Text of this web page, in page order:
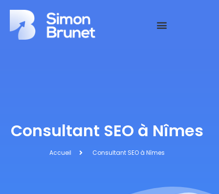
Consultant SEO à Nîmes
Accueil Consultant SEO à Nîmes